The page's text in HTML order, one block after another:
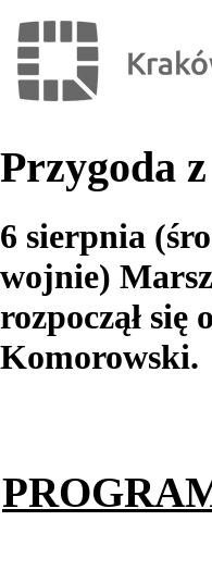
Przygoda
6 sierpnia
wojnie)
rozpoczął się
Komorowski.